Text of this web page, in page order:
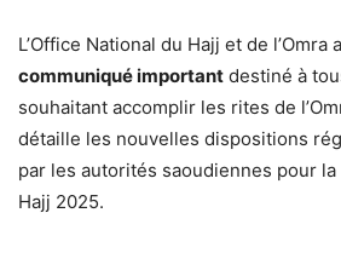
L’Office National du Hajj et de l’Omra
communiqué important destiné à
souhaitant accomplir les rites de
détaille les nouvelles dispositions
par les autorités saoudiennes pour
Hajj 2025.